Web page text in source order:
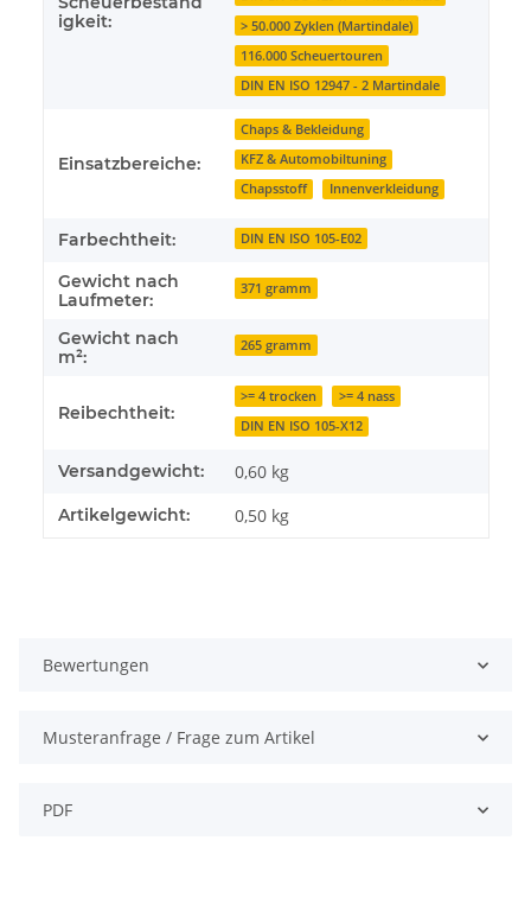
igkeit:
> 50.000 Zyklen (Martindale)
116.000 Scheuertouren
DIN EN ISO 12947 - 2 Martindale
Einsatzbereiche:
Chaps & Bekleidung
KFZ & Automobiltuning
Chapsstoff
Innenverkleidung
Farbechtheit: DIN EN ISO 105-E02
Gewicht nach
Laufmeter:
371 gramm
Gewicht nach
m²:
265 gramm
Reibechtheit:
>= 4 trocken
>= 4 nass
DIN EN ISO 105-X12
Versandgewicht: 0,60 kg
Artikelgewicht: 0,50 kg
Bewertungen
Musteranfrage / Frage zum Artikel
PDF